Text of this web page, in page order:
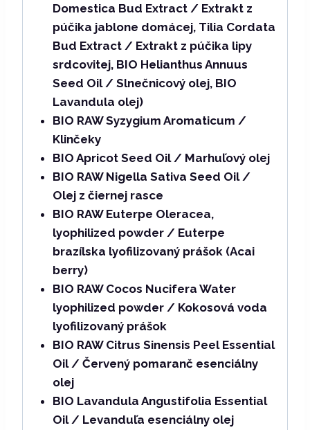
Domestica Bud Extract / Extrakt z
púčika jablone domácej, Tilia Cordata
Bud Extract / Extrakt z púčika lipy
srdcovitej, BIO Helianthus Annuus
Seed Oil / Slnečnicový olej, BIO
Lavandula olej)
BIO RAW Syzygium Aromaticum /
Klinčeky
BIO Apricot Seed Oil / Marhuľový olej
BIO RAW Nigella Sativa Seed Oil /
Olej z čiernej rasce
BIO RAW Euterpe Oleracea,
lyophilized powder / Euterpe
brazílska lyofilizovaný prášok (Acai
berry)
BIO RAW Cocos Nucifera Water
lyophilized powder / Kokosová voda
lyofilizovaný prášok
BIO RAW Citrus Sinensis Peel Essential
Oil / Červený pomaranč esenciálny
olej
BIO Lavandula Angustifolia Essential
Oil / Levanduľa esenciálny olej